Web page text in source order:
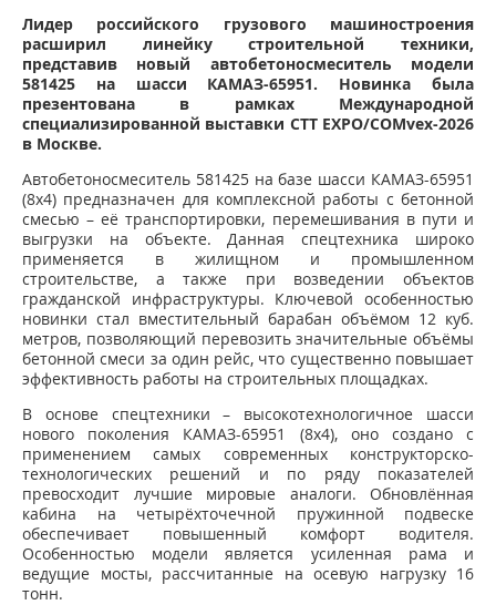
КОНТАКТНАЯ ИНФОРМАЦИЯ
Лидер российского грузового машиностроения
расширил линейку строительной техники,
представив новый автобетоносмеситель модели
581425 на шасси КАМАЗ-65951. Новинка была
презентована в рамках Международной
специализированной выставки CTT EXPO/COMvex-2026
в Москве.
Автобетоносмеситель 581425 на базе шасси КАМАЗ-65951
(8х4) предназначен для комплексной работы с бетонной
смесью – её транспортировки, перемешивания в пути и
выгрузки на объекте. Данная спецтехника широко
применяется в жилищном и промышленном
строительстве, а также при возведении объектов
гражданской инфраструктуры. Ключевой особенностью
новинки стал вместительный барабан объёмом 12 куб.
метров, позволяющий перевозить значительные объёмы
бетонной смеси за один рейс, что существенно повышает
эффективность работы на строительных площадках.
В основе спецтехники – высокотехнологичное шасси
нового поколения КАМАЗ-65951 (8х4), оно создано с
применением самых современных конструкторско-
технологических решений и по ряду показателей
превосходит лучшие мировые аналоги. Обновлённая
кабина на четырёхточечной пружинной подвеске
обеспечивает повышенный комфорт водителя.
Особенностью модели является усиленная рама и
ведущие мосты, рассчитанные на осевую нагрузку 16
тонн.